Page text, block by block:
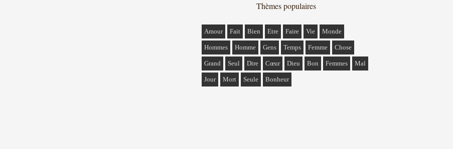
Thèmes populaires
Amour Fait Bien Etre Faire Vie Monde
Hommes Homme Gens Temps Femme Chose
Grand Seul Dire Cœur Dieu Bon Femmes Mal
Jour Mort Seule Bonheur